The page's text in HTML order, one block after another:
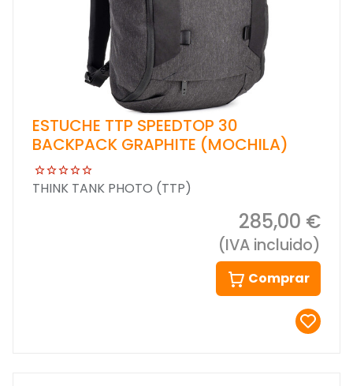
ESTUCHE TTP SPEEDTOP 30
BACKPACK GRAPHITE (MOCHILA)
THINK TANK PHOTO (TTP)
285,00 €
(IVA incluido)
Comprar